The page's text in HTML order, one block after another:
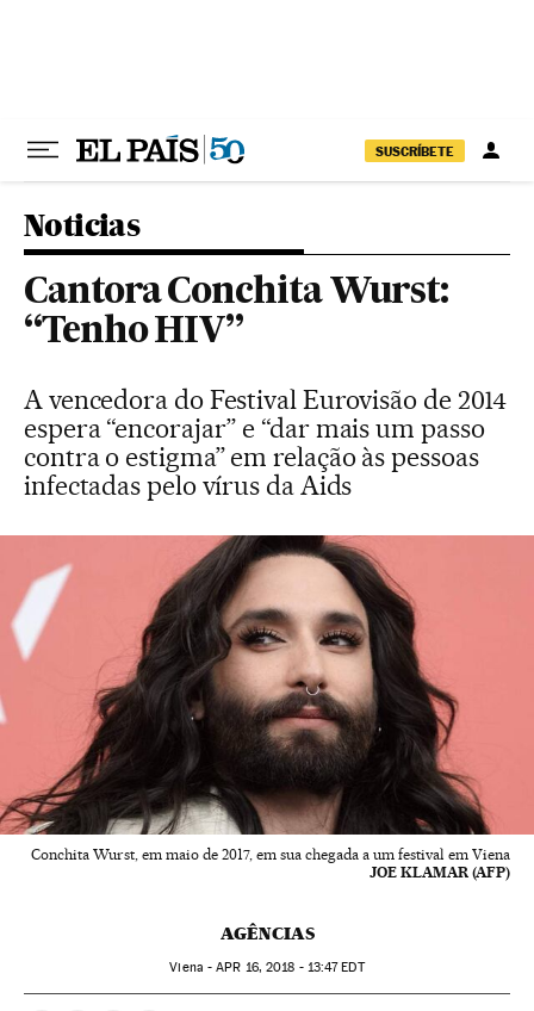
SUSCRÍBETE
Noticias
Cantora Conchita Wurst:
“Tenho HIV”
A vencedora do Festival Eurovisão de 2014
espera “encorajar” e “dar mais um passo
contra o estigma” em relação às pessoas
infectadas pelo vírus da Aids
Conchita Wurst, em maio de 2017, em sua chegada a um festival em Viena
JOE KLAMAR (AFP)
AGÊNCIAS
Viena -APR 16, 2018 - 13:47EDT